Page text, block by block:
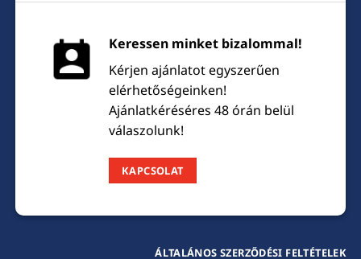
Keressen minket bizalommal!
Kérjen ajánlatot egyszerűen
elérhetőségeinken!
Ajánlatkéréséres 48 órán belül
válaszolunk!
KAPCSOLAT
ÁLTALÁNOS SZERZŐDÉSI FELTÉTELEK